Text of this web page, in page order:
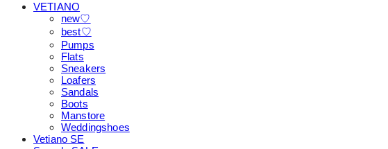
VETIANO
new♡
best♡
Pumps
Flats
Sneakers
Loafers
Sandals
Boots
Manstore
Weddingshoes
Vetiano SE